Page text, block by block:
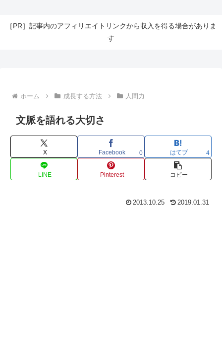
［PR］記事内のアフィリエイトリンクから収入を得る場合がありま
す
ホーム 成長する方法 人間力
文脈を語れる大切さ
X Facebook 0 はてブ 4
LINE Pinterest コピー
2013.10.25 2019.01.31